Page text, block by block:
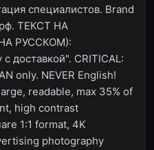
специалистов. Brand
ТЕКСТ НА
РУССКОМ):
доставкой". CRITICAL:
only. NEVER English!
readable, max 35% of
high contrast
1:1 format, 4K
photography